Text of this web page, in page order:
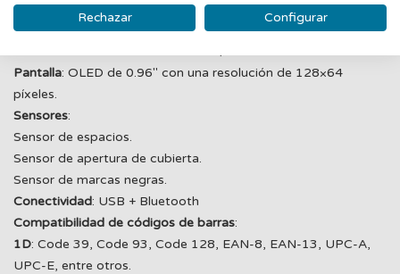
Grosor de medio: 0.06 mm ~ 0.16 mm.
Procesador: CPU de 32 bits.
Pantalla: OLED de 0.96" con una resolución de 128×64
píxeles.
Sensores:
Sensor de espacios.
Sensor de apertura de cubierta.
Sensor de marcas negras.
Conectividad: USB + Bluetooth
Compatibilidad de códigos de barras:
1D: Code 39, Code 93, Code 128, EAN-8, EAN-13, UPC-A,
UPC-E, entre otros.
Rechazar Configurar